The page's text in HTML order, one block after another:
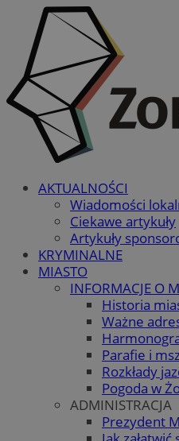
AKTUALNOŚCI
Wiadomości
Ciekawe artykuły
Artykuły
KRYMINALNE
MIASTO
INFORMACJE O
Historia
Ważne
Parafie i
Rozkłady
Pogoda w
ADMINISTRACJA
Prezydent